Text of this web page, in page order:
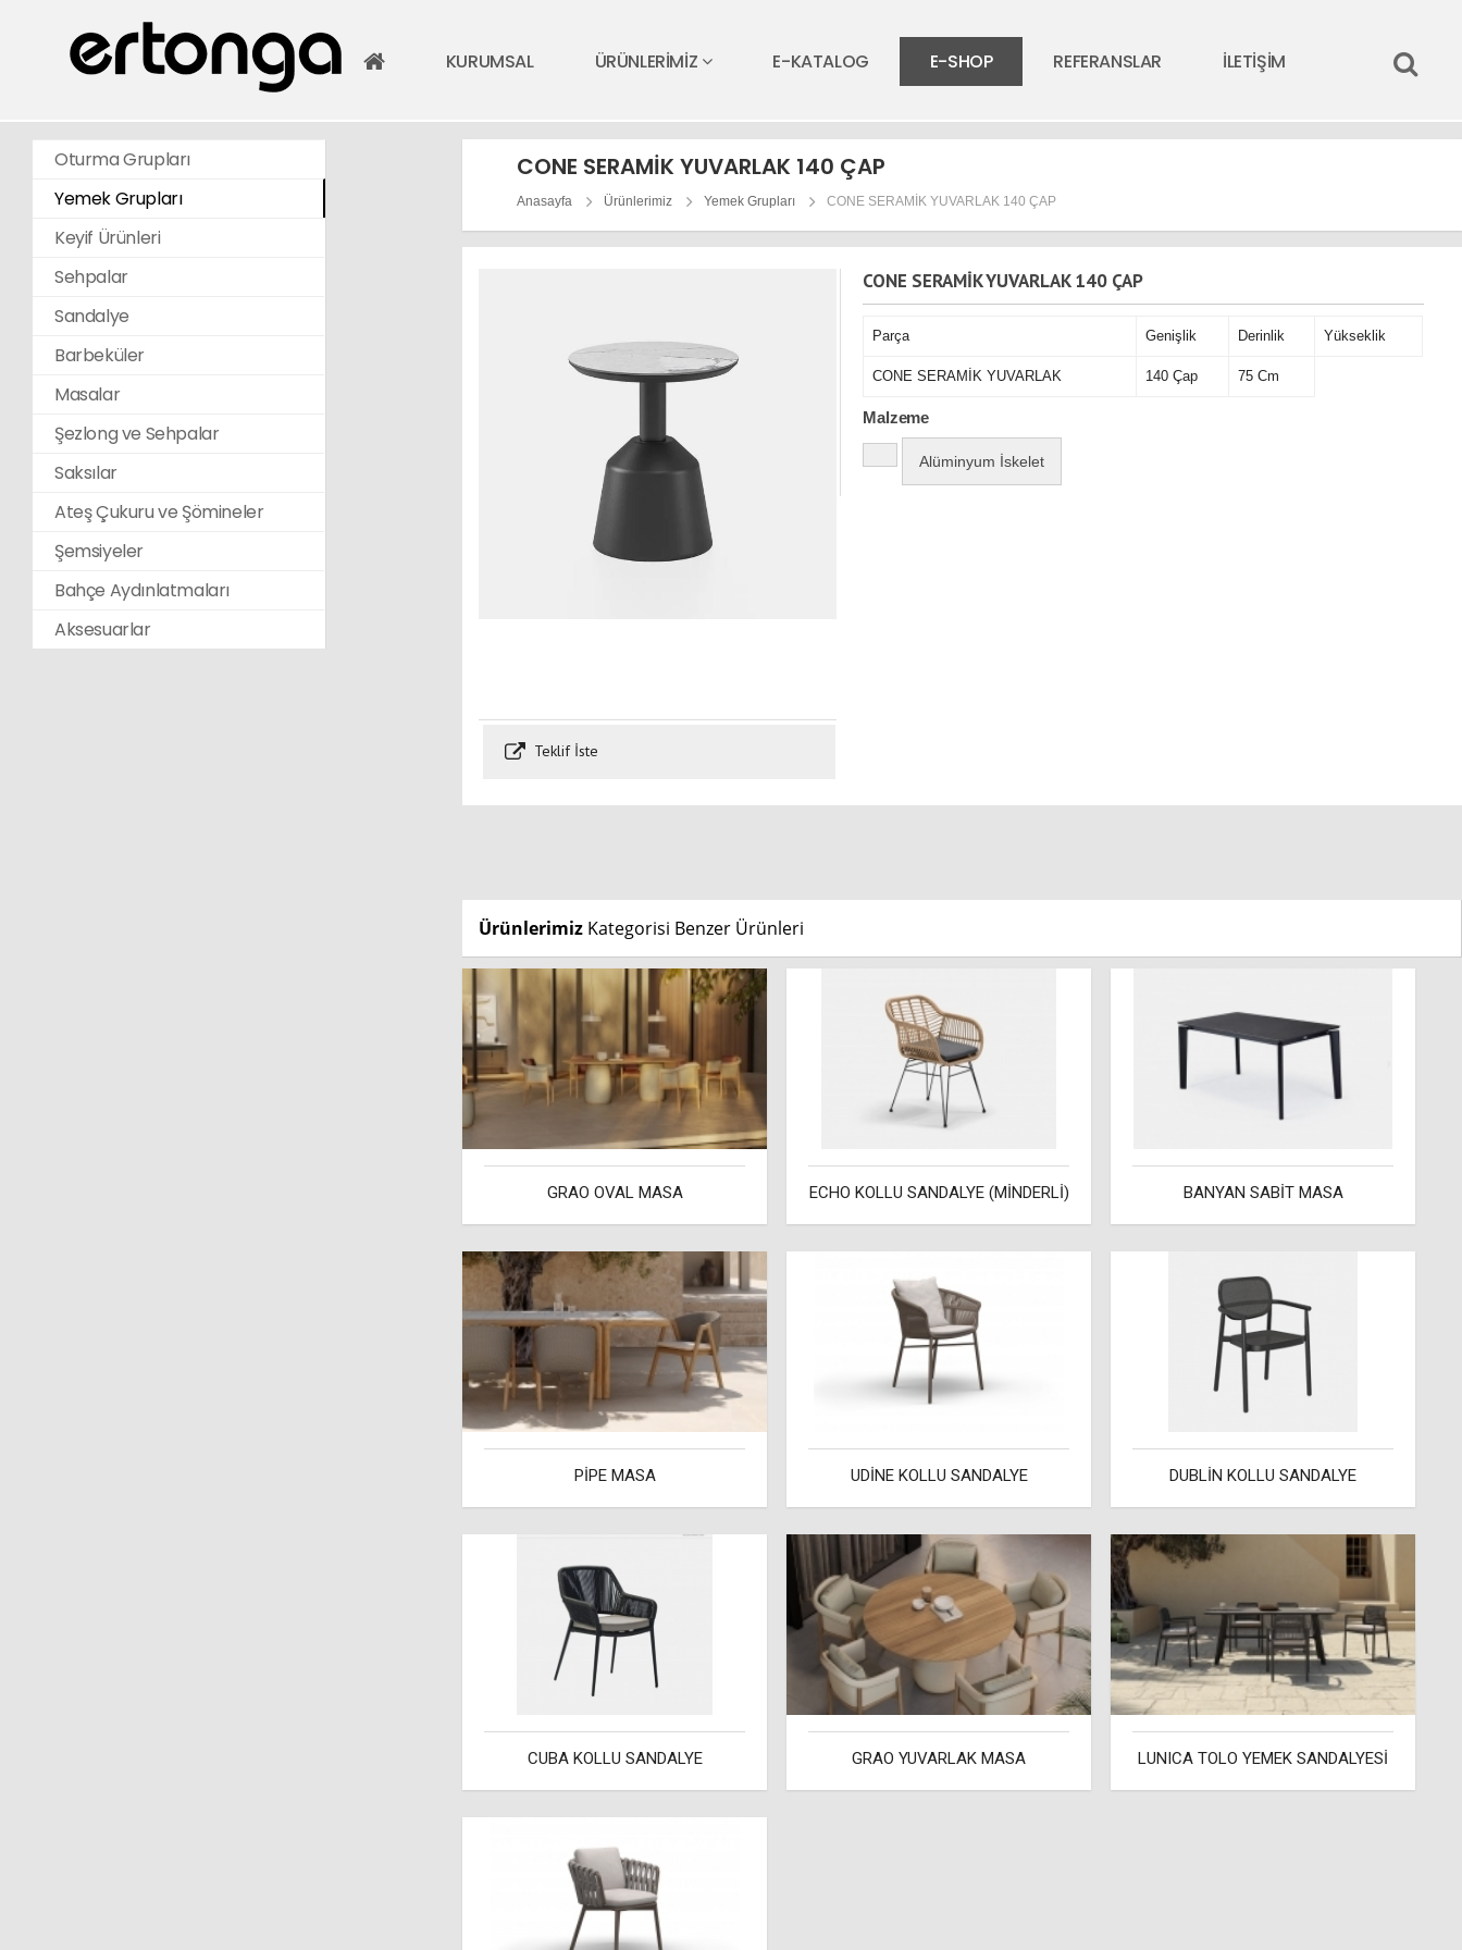
KURUMSAL ÜRÜNLERİMİZ E-KATALOG E-SHOP REFERANSLAR İLETİŞİM
Oturma Grupları
Yemek Grupları
Keyif Ürünleri
Sehpalar
Sandalye
Barbeküler
Masalar
Şezlong ve Sehpalar
Saksılar
Ateş Çukuru ve Şömineler
Şemsiyeler
Bahçe Aydınlatmaları
Aksesuarlar
CONE SERAMİK YUVARLAK 140 ÇAP
Anasayfa Ürünlerimiz Yemek Grupları CONE SERAMİK YUVARLAK 140 ÇAP
Teklif İste
CONE SERAMİK YUVARLAK 140 ÇAP
Parça Genişlik Derinlik Yükseklik
CONE SERAMİK YUVARLAK 140 Çap 75 Cm
Malzeme
Alüminyum İskelet
Ürünlerimiz Kategorisi Benzer Ürünleri
GRAO OVAL MASA ECHO KOLLU SANDALYE (MİNDERLİ) BANYAN SABİT MASA
PİPE MASA UDİNE KOLLU SANDALYE DUBLİN KOLLU SANDALYE
CUBA KOLLU SANDALYE GRAO YUVARLAK MASA LUNICA TOLO YEMEK SANDALYESİ